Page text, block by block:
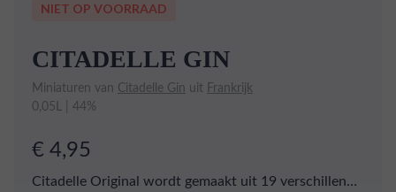
NIET OP VOORRAAD
CITADELLE GIN
Miniaturen van Citadelle Gin uit Frankrijk
0,05L | 44%
€ 4,95
Citadelle Original wordt gemaakt uit 19 verschillende